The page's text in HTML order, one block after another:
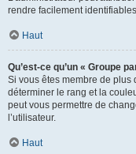
rendre facilement
Haut
Qu’est-ce qu’un « Groupe
Si vous êtes membre de plus
déterminer le rang et la
peut vous permettre de
l’utilisateur.
Haut